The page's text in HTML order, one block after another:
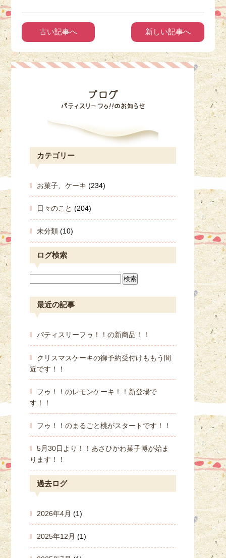
古い記事へ 新しい記事へ
カテゴリー
お菓子、ケーキ (234)
日々のこと (204)
未分類 (10)
ログ検索
最近の記事
パティスリーフゥ！！の新商品！！
クリスマスケーキの御予約受付けももう間
近です！！
フゥ！！のレモンケーキ！！新登場で
す！！
フゥ！！のまるごと桃がスタートです！！
5月30日より！！あさひかわ菓子博が始ま
ります！！
過去ログ
2026年4月 (1)
2025年12月 (1)